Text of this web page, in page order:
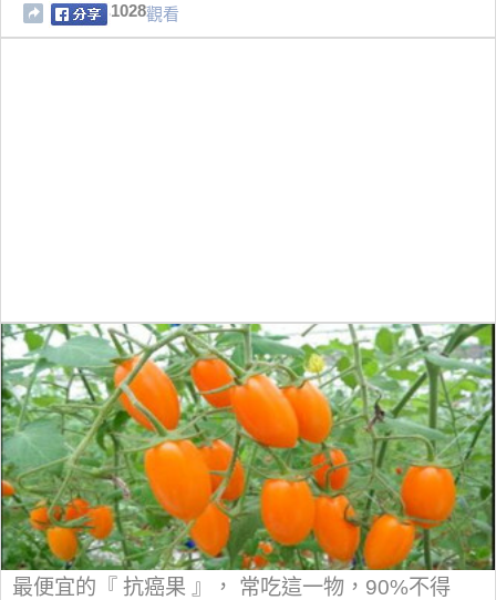
1028觀看
最便宜的『 抗癌果 』， 常吃這一物，90%不得